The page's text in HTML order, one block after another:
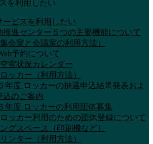
を利用したい
ービスを利用したい
推進センター５つの主要機能について
会室と会議室の利用方法）
予約について
室状況カレンダー
ッカー（利用方法）
年度 ロッカーの抽選申込結果発表およ
込のご案内
年度 ロッカーの利用団体募集
ッカー利用のための団体登録について
グスペース（印刷機など）
ンター（利用方法）